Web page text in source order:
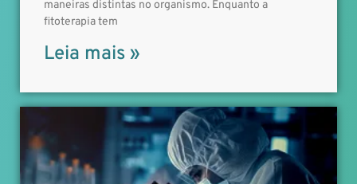
maneiras distintas no organismo. Enquanto a
fitoterapia tem
Leia mais »